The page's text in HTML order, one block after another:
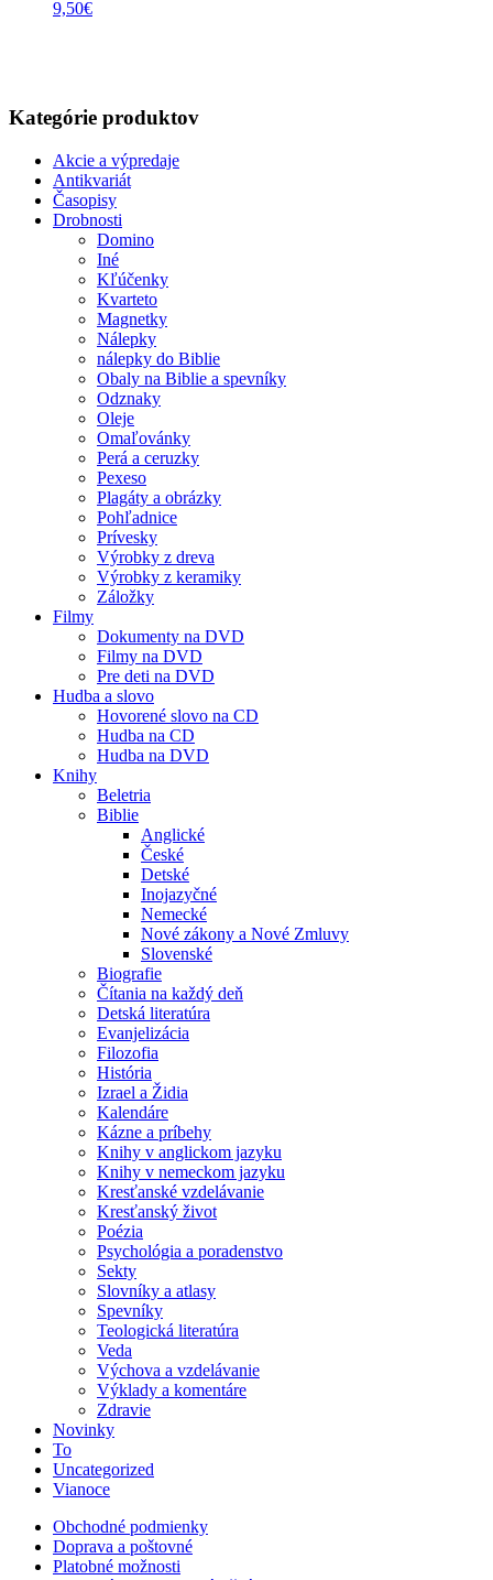
9,50€
Kategórie produktov
Akcie a výpredaje
Antikvariát
Časopisy
Drobnosti
Domino
Iné
Kľúčenky
Kvarteto
Magnetky
Nálepky
nálepky do Biblie
Obaly na Biblie a spevníky
Odznaky
Oleje
Omaľovánky
Perá a ceruzky
Pexeso
Plagáty a obrázky
Pohľadnice
Prívesky
Výrobky z dreva
Výrobky z keramiky
Záložky
Filmy
Dokumenty na DVD
Filmy na DVD
Pre deti na DVD
Hudba a slovo
Hovorené slovo na CD
Hudba na CD
Hudba na DVD
Knihy
Beletria
Biblie
Anglické
České
Detské
Inojazyčné
Nemecké
Nové zákony a Nové Zmluvy
Slovenské
Biografie
Čítania na každý deň
Detská literatúra
Evanjelizácia
Filozofia
História
Izrael a Židia
Kalendáre
Kázne a príbehy
Knihy v anglickom jazyku
Knihy v nemeckom jazyku
Kresťanské vzdelávanie
Kresťanský život
Poézia
Psychológia a poradenstvo
Sekty
Slovníky a atlasy
Spevníky
Teologická literatúra
Veda
Výchova a vzdelávanie
Výklady a komentáre
Zdravie
Novinky
To
Uncategorized
Vianoce
Obchodné podmienky
Doprava a poštovné
Platobné možnosti